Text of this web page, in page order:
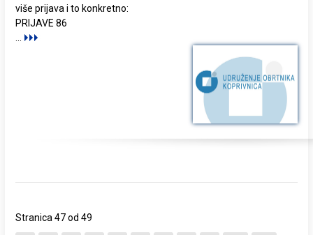
više prijava i to konkretno:
PRIJAVE 86
Stranica 47 od 49